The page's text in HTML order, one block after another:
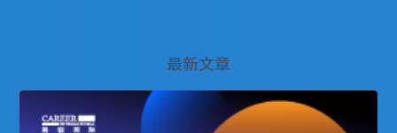
最新文章